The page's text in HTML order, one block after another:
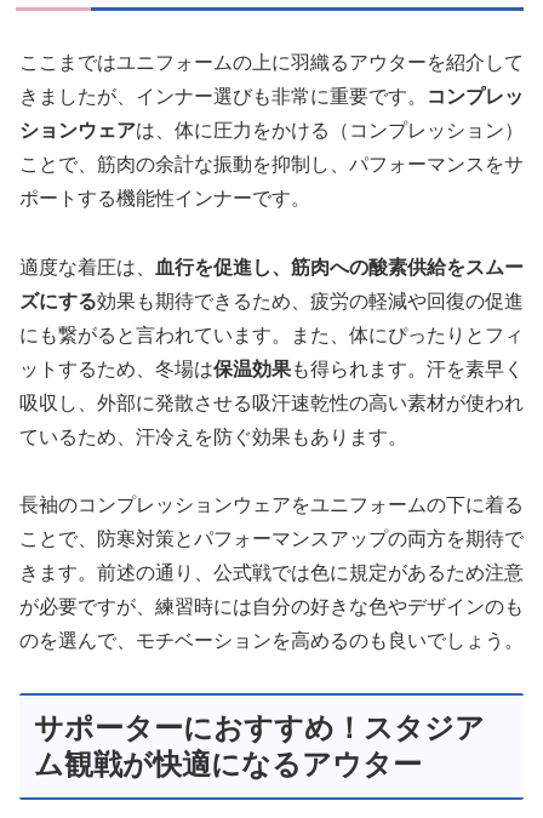
ここまではユニフォームの上に羽織るアウターを紹介して
きましたが、インナー選びも非常に重要です。
コンプレッ
ションウェアは、体に圧力をかける（コンプレッション）
ことで、筋肉の余計な振動を抑制し、パフォーマンスをサ
ポートする機能性インナーです。
適度な着圧は、
血行を促進し、筋肉への酸素供給をスムー
ズにする効果も期待できるため、疲労の軽減や回復の促進
にも繋がると言われています。また、体にぴったりとフィ
ットするため、冬場は保温効果も得られます。汗を素早く
吸収し、外部に発散させる吸汗速乾性の高い素材が使われ
ているため、汗冷えを防ぐ効果もあります。
長袖のコンプレッションウェアをユニフォームの下に着る
ことで、防寒対策とパフォーマンスアップの両方を期待で
きます。前述の通り、公式戦では色に規定があるため注意
が必要ですが、練習時には自分の好きな色やデザインのも
のを選んで、モチベーションを高めるのも良いでしょう。
サポーターにおすすめ！スタジア
ム観戦が快適になるアウター